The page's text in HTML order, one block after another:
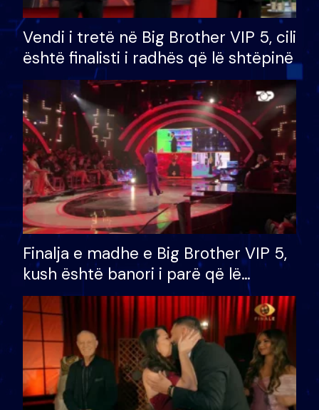
Vendi i tretë në Big Brother VIP 5, cili
është finalisti i radhës që lë shtëpinë
Finalja e madhe e Big Brother VIP 5,
kush është banori i parë që lë
shtëpinë dhe humb mundësinë për
të fituar çmimin e madh